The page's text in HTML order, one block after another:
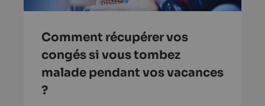
Comment récupérer vos
congés si vous tombez
malade pendant vos vacances
?